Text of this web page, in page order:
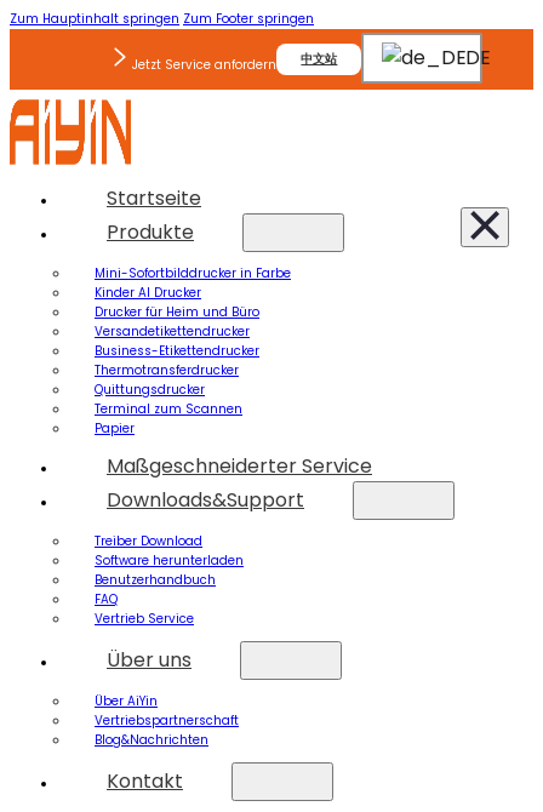
Zum Hauptinhalt springen Zum Footer springen
Jetzt Service anfordern 中文站 DE
Startseite
Produkte
Mini-Sofortbilddrucker in Farbe
Kinder AI Drucker
Drucker für Heim und Büro
Versandetikettendrucker
Business-Etikettendrucker
Thermotransferdrucker
Quittungsdrucker
Terminal zum Scannen
Papier
Maßgeschneiderter Service
Downloads&Support
Treiber Download
Software herunterladen
Benutzerhandbuch
FAQ
Vertrieb Service
Über uns
Über AiYin
Vertriebspartnerschaft
Blog&Nachrichten
Kontakt